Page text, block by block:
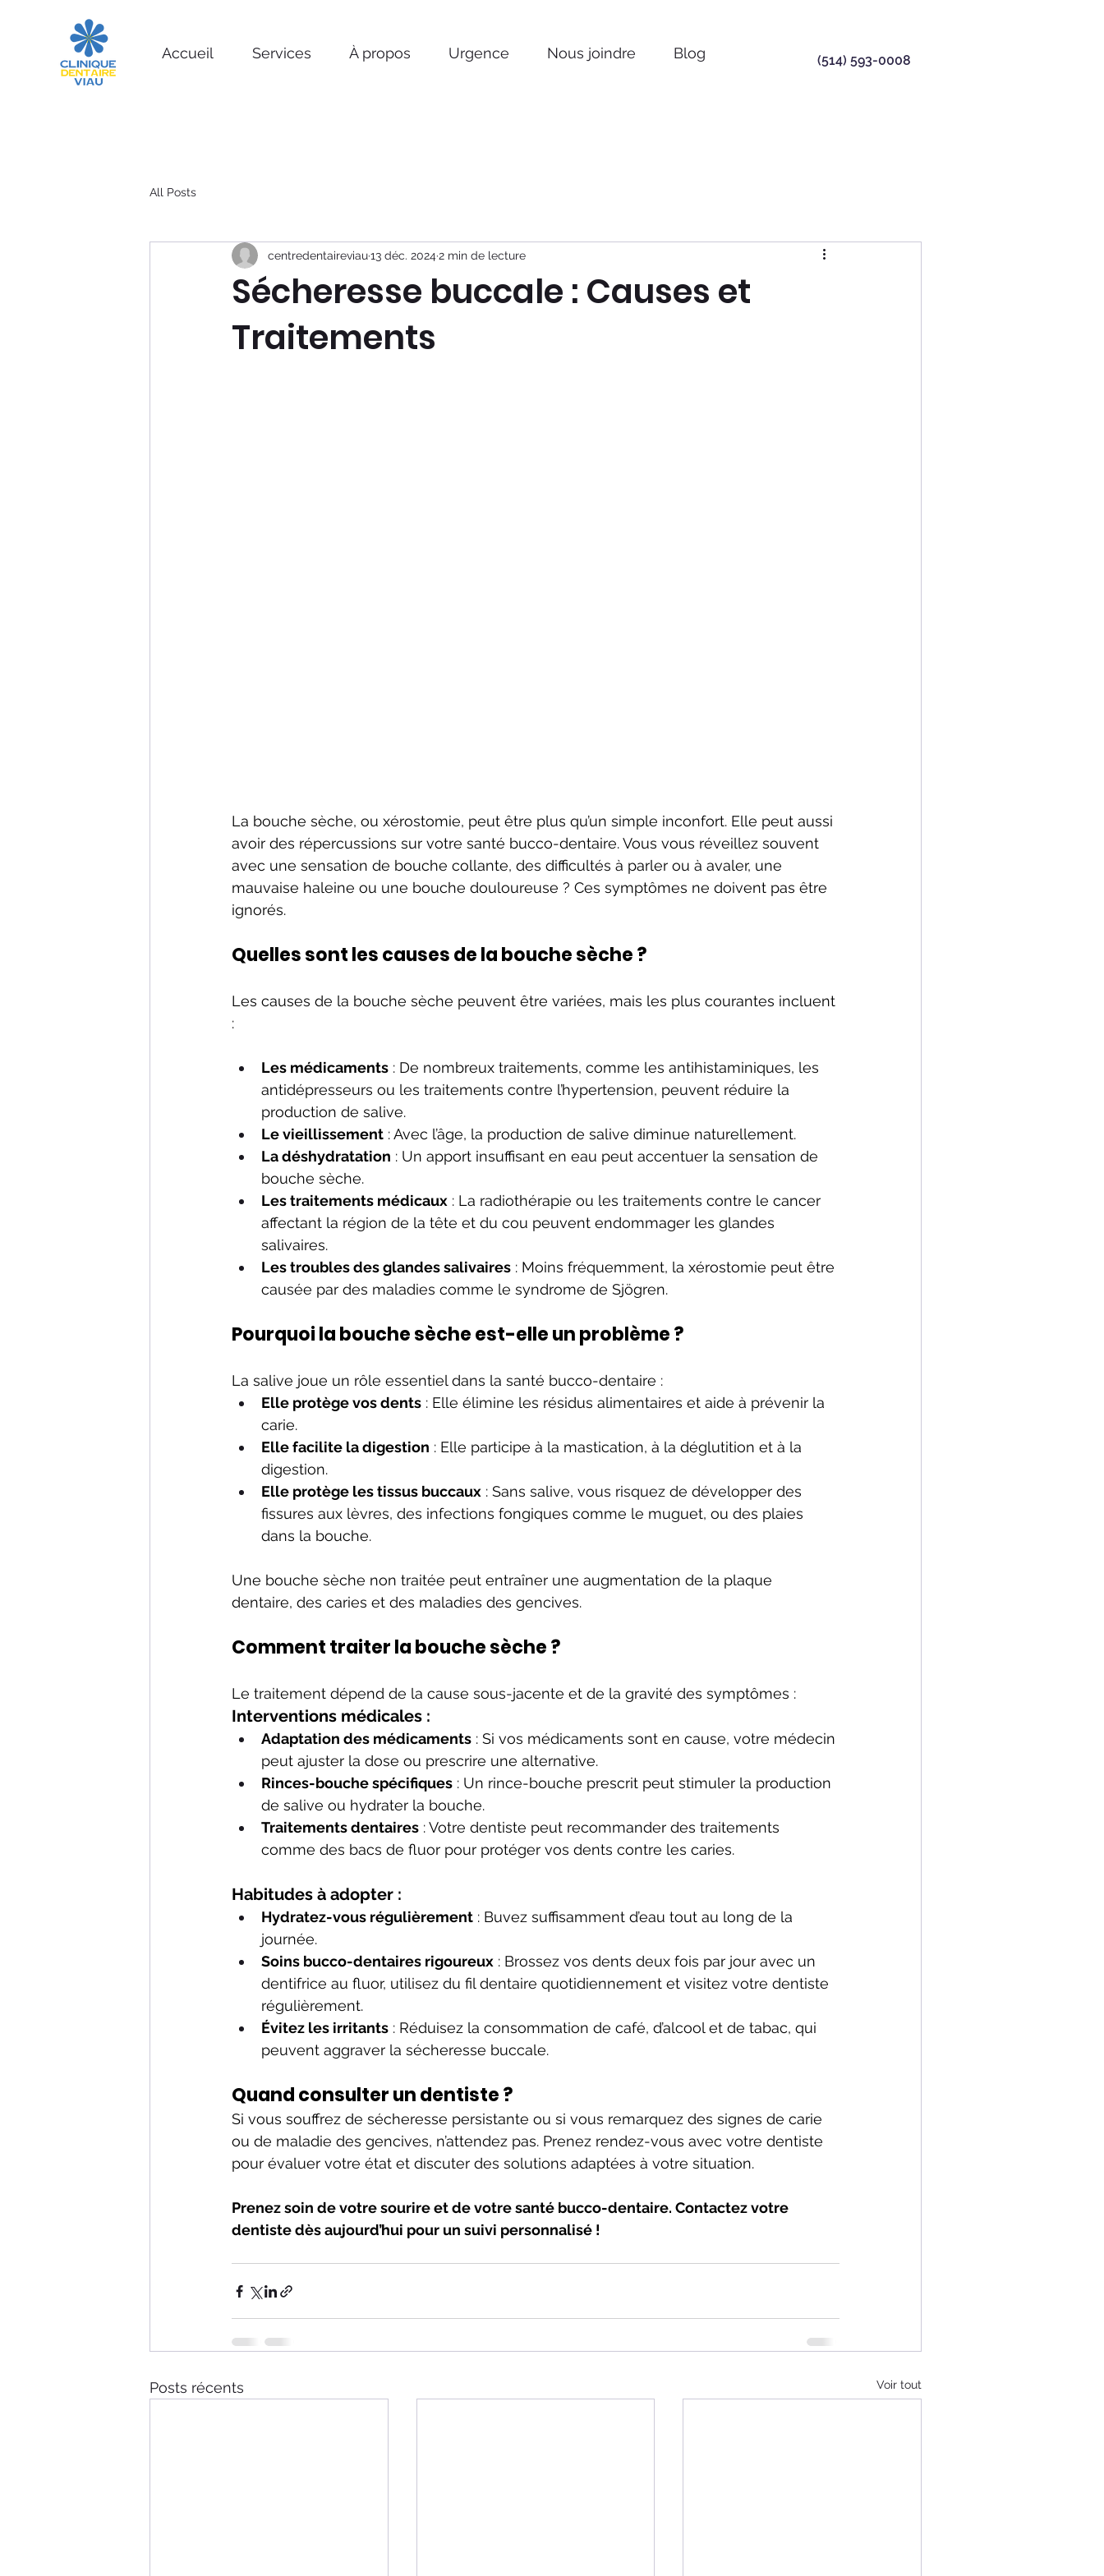
(514) 593-0008
Accueil Services À propos Urgence Nous joindre Blog
All Posts
Sécheresse buccale : Causes et
Traitements
centredentaireviau13 déc. 2024 2 min de lecture
La bouche sèche, ou xérostomie, peut être plus qu’un simple inconfort. Elle peut aussi
avoir des répercussions sur votre santé bucco-dentaire. Vous vous réveillez souvent
avec une sensation de bouche collante, des difficultés à parler ou à avaler, une
mauvaise haleine ou une bouche douloureuse ? Ces symptômes ne doivent pas être
ignorés.
Quelles sont les causes de la bouche sèche ?
Les causes de la bouche sèche peuvent être variées, mais les plus courantes incluent
:
Les médicaments : De nombreux traitements, comme les antihistaminiques, les
antidépresseurs ou les traitements contre l’hypertension, peuvent réduire la
production de salive.
Le vieillissement : Avec l’âge, la production de salive diminue naturellement.
La déshydratation : Un apport insuffisant en eau peut accentuer la sensation de
bouche sèche.
Les traitements médicaux : La radiothérapie ou les traitements contre le cancer
affectant la région de la tête et du cou peuvent endommager les glandes
salivaires.
Les troubles des glandes salivaires : Moins fréquemment, la xérostomie peut être
causée par des maladies comme le syndrome de Sjögren.
Pourquoi la bouche sèche est-elle un problème ?
La salive joue un rôle essentiel dans la santé bucco-dentaire :
Elle protège vos dents : Elle élimine les résidus alimentaires et aide à prévenir la
carie.
Elle facilite la digestion : Elle participe à la mastication, à la déglutition et à la
digestion.
Elle protège les tissus buccaux : Sans salive, vous risquez de développer des
fissures aux lèvres, des infections fongiques comme le muguet, ou des plaies
dans la bouche.
Une bouche sèche non traitée peut entraîner une augmentation de la plaque
dentaire, des caries et des maladies des gencives.
Comment traiter la bouche sèche ?
Le traitement dépend de la cause sous-jacente et de la gravité des symptômes :
Interventions médicales :
Adaptation des médicaments : Si vos médicaments sont en cause, votre médecin
peut ajuster la dose ou prescrire une alternative.
Rinces-bouche spécifiques : Un rince-bouche prescrit peut stimuler la production
de salive ou hydrater la bouche.
Traitements dentaires : Votre dentiste peut recommander des traitements
comme des bacs de fluor pour protéger vos dents contre les caries.
Habitudes à adopter :
Hydratez-vous régulièrement : Buvez suffisamment d’eau tout au long de la
journée.
Soins bucco-dentaires rigoureux : Brossez vos dents deux fois par jour avec un
dentifrice au fluor, utilisez du fil dentaire quotidiennement et visitez votre dentiste
régulièrement.
Évitez les irritants : Réduisez la consommation de café, d’alcool et de tabac, qui
peuvent aggraver la sécheresse buccale.
Quand consulter un dentiste ?
Si vous souffrez de sécheresse persistante ou si vous remarquez des signes de carie
ou de maladie des gencives, n’attendez pas. Prenez rendez-vous avec votre dentiste
pour évaluer votre état et discuter des solutions adaptées à votre situation.
Prenez soin de votre sourire et de votre santé bucco-dentaire. Contactez votre
dentiste dès aujourd’hui pour un suivi personnalisé !
Posts récents Voir tout